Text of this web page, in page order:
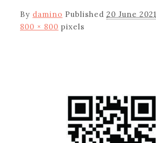
By damino Published 20 June 2021
800 × 800 pixels